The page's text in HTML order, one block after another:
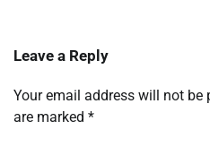
Leave a Reply
Your email address will not be
are marked *